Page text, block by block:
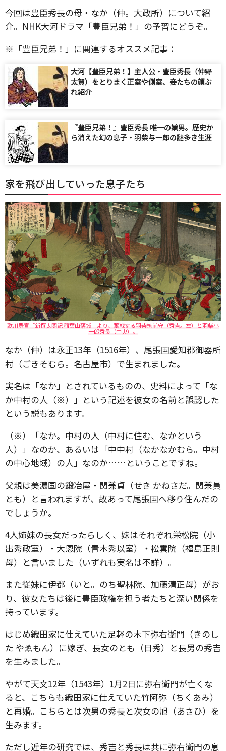
今回は豊臣秀長の母・なか（仲。大政所）について紹
介。NHK大河ドラマ「豊臣兄弟！」の予習にどうぞ。
※「豊臣兄弟！」に関連するオススメ記事：
大河【豊臣兄弟！】主人公・豊臣秀長（仲野
太賀）をとりまく正室や側室、妾たちの顔ぶ
れ紹介
『豊臣兄弟！』豊臣秀長 唯一の嫡男。歴史か
ら消えた幻の息子・羽柴与一郎の謎多き生涯
家を飛び出していった息子たち
歌川豊宣「新撰太閤記 稲葉山落城」より、奮戦する羽柴筑前守（秀吉。左）と羽柴小
一郎秀長（中央）。
なか（仲）は永正13年（1516年）、尾張国愛知郡御器所
村（ごきそむら。名古屋市）で生まれました。
実名は「なか」とされているものの、史料によって「な
か中村の人（※）」という記述を彼女の名前と誤認した
という説もあります。
（※）「なか。中村の人（中村に住む、なかという
人）」なのか、あるいは「中中村（なかなかむら。中村
の中心地域）の人」なのか……ということですね。
父親は美濃国の鍛冶屋・関兼貞（せき かねさだ。関兼員
とも）と言われますが、故あって尾張国へ移り住んだの
でしょうか。
4人姉妹の長女だったらしく、妹はそれぞれ栄松院（小
出秀政室）・大恩院（青木秀以室）・松雲院（福島正則
母）と言いました（いずれも実名は不詳）。
また従妹に伊都（いと。のち聖林院、加藤清正母）がお
り、彼女たちは後に豊臣政権を担う者たちと深い関係を
持っています。
はじめ織田家に仕えていた足軽の木下弥右衛門（きのし
た やゑもん）に嫁ぎ、長女のとも（日秀）と長男の秀吉
を生みました。
やがて天文12年（1543年）1月2日に弥右衛門が亡くな
ると、こちらも織田家に仕えていた竹阿弥（ちくあみ）
と再婚。こちらとは次男の秀長と次女の旭（あさひ）を
生みます。
ただし近年の研究では、秀吉と秀長は共に弥右衛門の息